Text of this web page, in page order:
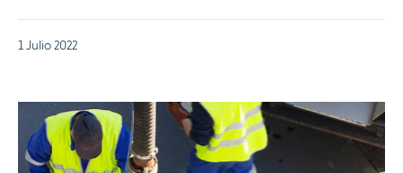
1 Julio 2022